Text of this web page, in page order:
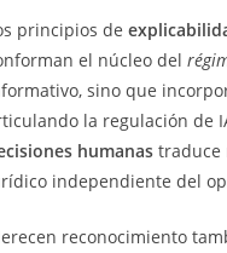
principios de
el núcleo del
sino que
la regulación de
humanas traduce
independiente del
reconocimiento